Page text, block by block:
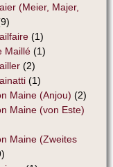
(Meier, Majer,
(1)
Maillé (1)
(2)
(1)
Maine (Anjou) (2)
Maine (von Este)
Maine (Zweites